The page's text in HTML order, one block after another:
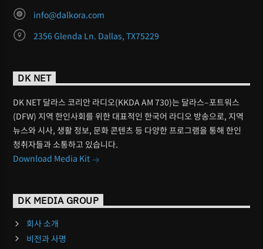
info@dalkora.com
2356 Glenda Ln. Dallas, TX75229
DK NET
DK NET 달라스 코리안 라디오(KKDA AM 730)는 달라스–포트워스
(DFW) 지역 한인사회를 위한 대표적인 한국어 라디오 방송으로, 지역
뉴스와 시사, 생활 정보, 문화 콘텐츠 등 다양한 프로그램을 통해 한인
청취자들과 소통하고 있습니다.
Download Media Kit
DK MEDIA GROUP
회사 소개
비전과 사명